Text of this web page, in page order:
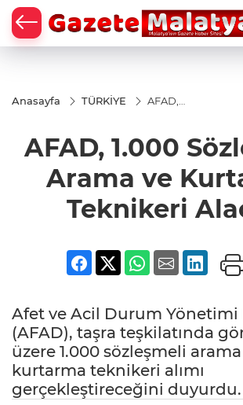
Anasayfa TÜRKİYE
AFAD,
Arama ve
Kurtarma
Alacak
AFAD, 1.000
Arama ve
Teknikeri
Afet ve Acil Durum Yönetimi
(AFAD), taşra teşkilatında
üzere 1.000 sözleşmeli
kurtarma teknikeri alımı
gerçekleştireceğini duyurdu.